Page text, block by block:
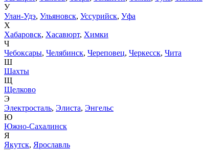
У
Улан-Удэ, Ульяновск, Уссурийск, Уфа
Х
Хабаровск, Хасавюрт, Химки
Ч
Чебоксары, Челябинск, Череповец, Черкесск, Чита
Ш
Шахты
Щ
Щелково
Э
Электросталь, Элиста, Энгельс
Ю
Южно-Сахалинск
Я
Якутск, Ярославль